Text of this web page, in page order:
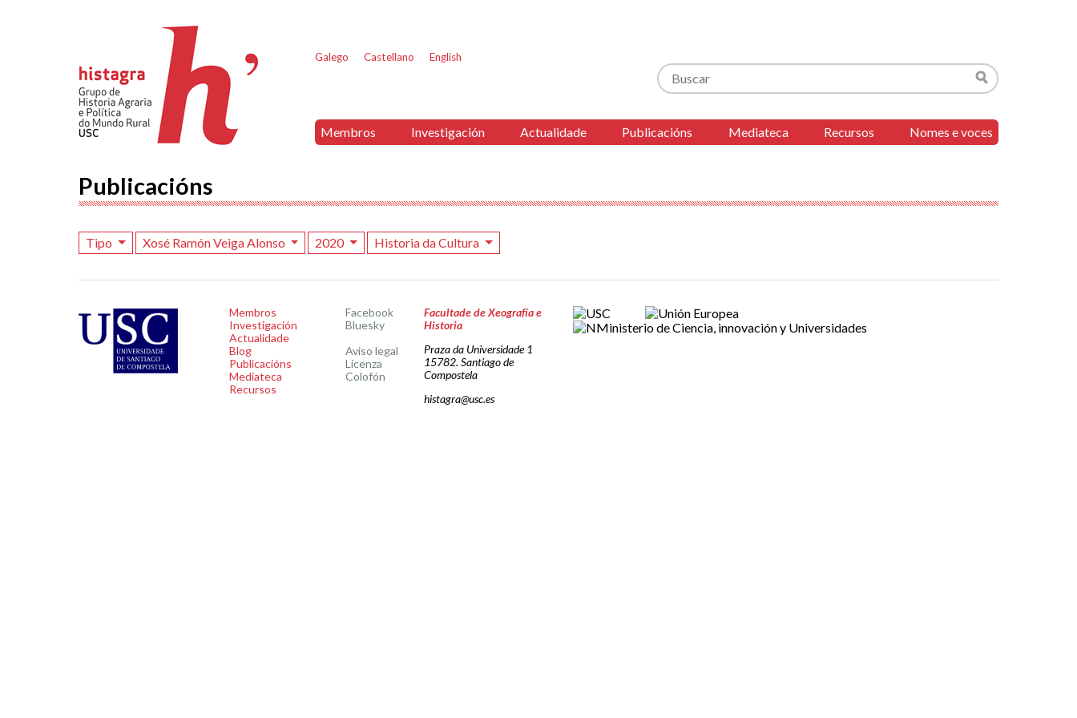
Galego Castellano English
Buscar
Buscar
Membros Investigación Actualidade Publicacións Mediateca Recursos Nomes e voces
Publicacións
Tipo Xosé Ramón Veiga Alonso 2020 Historia da Cultura
Membros
Investigación
Actualidade
Blog
Publicacións
Mediateca
Recursos
Facebook
Bluesky
Aviso legal
Licenza
Colofón
Facultade de Xeografía e
Historia
Praza da Universidade 1
15782. Santiago de
Compostela
histagra@usc.es